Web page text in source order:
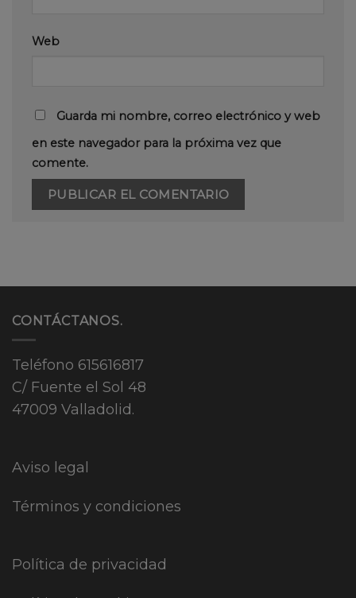
Web
Guarda mi nombre, correo electrónico y web
en este navegador para la próxima vez que
comente.
CONTÁCTANOS.
Teléfono 615616817
C/ Fuente el Sol 48
47009 Valladolid.
Aviso legal
Términos y condiciones
Política de privacidad